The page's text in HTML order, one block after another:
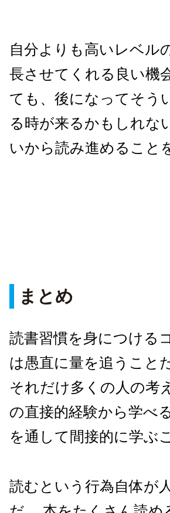
自分よりも高いレベル
長させてくれる良い機
ても、後になってそう
る時が来るかもしれな
いから読み進めること
まとめ
読書習慣を身につける
は愚直に量を追うこと
それだけ多くの人の考
の直接的経験から学べ
を通して間接的に学ぶ
読むという行為自体が